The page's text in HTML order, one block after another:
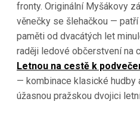
fronty. Originální Myšákovy
věnečky se šlehačkou —
paměti od dvacátých let
raději ledové občerstvení na
Letnou na cestě k
— kombinace klasické hudby
úžasnou pražskou dvojici